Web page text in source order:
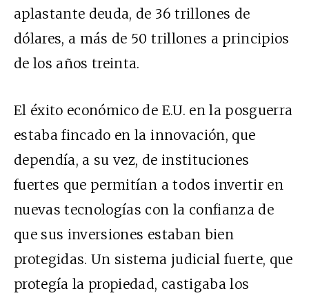
aplastante deuda, de 36 trillones de
dólares, a más de 50 trillones a principios
de los años treinta.
El éxito económico de E.U. en la posguerra
estaba fincado en la innovación, que
dependía, a su vez, de instituciones
fuertes que permitían a todos invertir en
nuevas tecnologías con la confianza de
que sus inversiones estaban bien
protegidas. Un sistema judicial fuerte, que
protegía la propiedad, castigaba los